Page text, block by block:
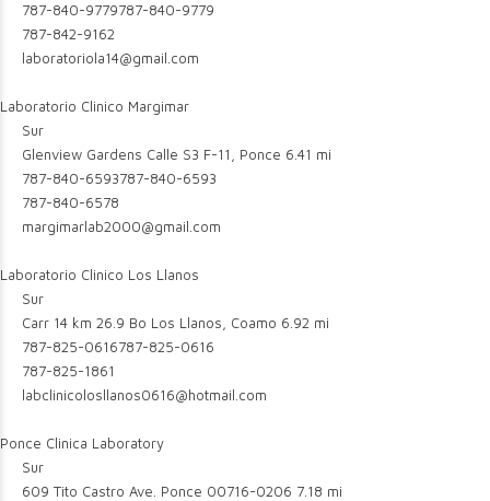
787-840-9779787-840-9779
787-842-9162
laboratoriola14@gmail.com
Laboratorio Clinico Margimar
Sur
Glenview Gardens Calle S3 F-11, Ponce 6.41 mi
787-840-6593787-840-6593
787-840-6578
margimarlab2000@gmail.com
Laboratorio Clinico Los Llanos
Sur
Carr 14 km 26.9 Bo Los Llanos, Coamo 6.92 mi
787-825-0616787-825-0616
787-825-1861
labclinicolosllanos0616@hotmail.com
Ponce Clinica Laboratory
Sur
609 Tito Castro Ave. Ponce 00716-0206 7.18 mi